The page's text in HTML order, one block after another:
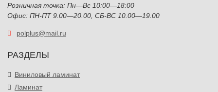
Розничная точка: Пн—Вс 10:00—18:00
Офис: ПН-ПТ 9.00—20.00, СБ-ВС 10.00—19.00
polplus@mail.ru
РАЗДЕЛЫ
Виниловый ламинат
Ламинат